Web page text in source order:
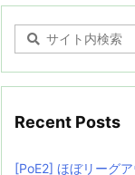
Recent Posts
[PoE2] ほぼリーグ